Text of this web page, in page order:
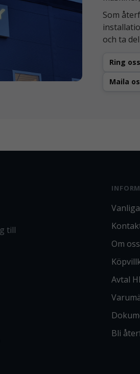
Som
och ta
Ring
Maila
till
Om oss
Avtal
Bli